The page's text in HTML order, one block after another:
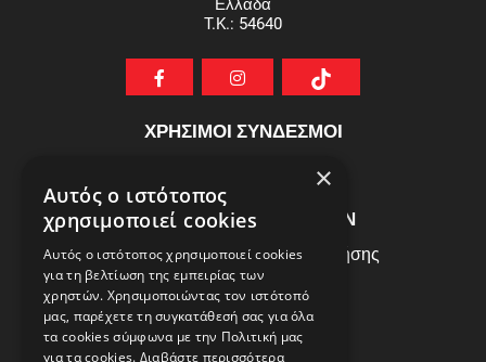
T.K.: 54640
ΧΡΗΣΙΜΟΙ ΣΥΝΔΕΣΜΟΙ
ΕΞΥΠΗΡΕΤΗΣΗ ΠΕΛΑΤΩΝ
Πολιτική Δεδομένων - Όροι Χρήσης
Πολιτική Επιστροφών
Όροι Χρήσης
×
Αυτός ο ιστότοπος
χρησιμοποιεί cookies
Αυτός ο ιστότοπος χρησιμοποιεί cookies
για τη βελτίωση της εμπειρίας των
χρηστών. Χρησιμοποιώντας τον ιστότοπό
μας, παρέχετε τη συγκατάθεσή σας για όλα
τα cookies σύμφωνα με την Πολιτική μας
για τα cookies. Διαβάστε περισσότερα